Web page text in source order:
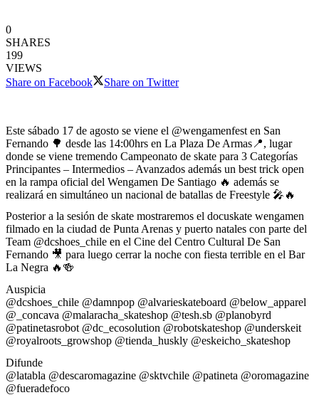
0
SHARES
199
VIEWS
Share on Facebook
Share on Twitter
Este sábado 17 de agosto se viene el @wengamenfest en San
Fernando 🌳 desde las 14:00hrs en La Plaza De Armas📍, lugar
donde se viene tremendo Campeonato de skate para 3 Categorías
Principantes – Intermedios – Avanzados además un best trick open
en la rampa oficial del Wengamen De Santiago 🔥 además se
realizará en simultáneo un nacional de batallas de Freestyle 🎤🔥
Posterior a la sesión de skate mostraremos el docuskate wengamen
filmado en la ciudad de Punta Arenas y puerto natales con parte del
Team @dcshoes_chile en el Cine del Centro Cultural De San
Fernando 🎥 para luego cerrar la noche con fiesta terrible en el Bar
La Negra 🔥🍻
Auspicia
@dcshoes_chile @damnpop @alvarieskateboard @below_apparel
@_concava @malaracha_skateshop @tesh.sb @planobyrd
@patinetasrobot @dc_ecosolution @robotskateshop @underskeit
@royalroots_growshop @tienda_huskly @eskeicho_skateshop
Difunde
@latabla @descaromagazine @sktvchile @patineta @oromagazine
@fueradefoco